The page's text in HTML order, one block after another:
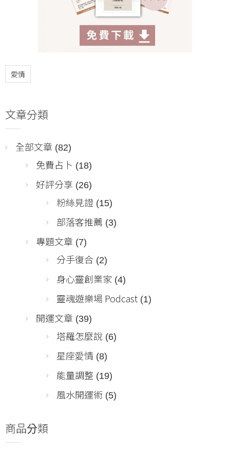
愛情
文章分類
全部文章 (82)
免費占卜 (18)
好評分享 (26)
粉絲見證 (15)
部落客推薦 (3)
專題文章 (7)
分手復合 (2)
身心靈創業家 (4)
靈魂遊樂場 Podcast (1)
開運文章 (39)
塔羅怎麼說 (6)
星座愛情 (8)
能量調整 (19)
風水開運術 (5)
商品分類